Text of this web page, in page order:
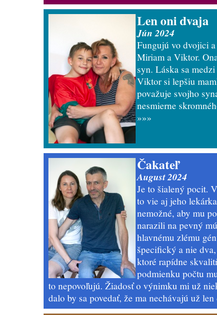
Len oni dvaja
Jún 2024
Fungujú vo dvojici
Miriam a Viktor.
syn. Láska sa
Viktor si lepšiu
považuje svojho
nesmierne
»»»
Čakateľ
August 2024
Je to šialený pocit.
to vie aj jeho
nemožné, aby mu
narazili na pevný
hlavnému zlému
špecifický a nie
ktoré rapídne
podmienku počtu
to nepovoľujú. Žiadosť o výnimku mi už
dalo by sa povedať, že ma nechávajú už